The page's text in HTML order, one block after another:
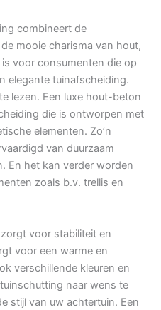
combineert de
mooie charisma van hout,
voor consumenten die op
elegante tuinafscheiding.
lezen. Een luxe hout-beton
die is ontworpen met
elementen. Zo’n
van duurzaam
En het kan verder worden
zoals b.v. trellis en
voor stabiliteit en
voor een warme en
verschillende kleuren en
naar wens te
stijl van uw achtertuin. Een